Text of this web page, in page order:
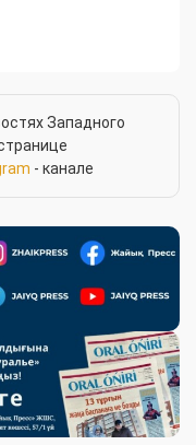
Западного
- канале